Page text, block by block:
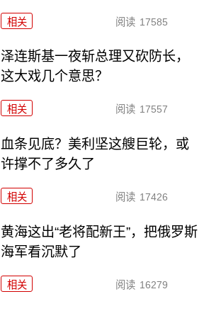
相关 阅读 17585
泽连斯基一夜斩总理又砍防长，
这大戏几个意思？
相关 阅读 17557
血条见底？美利坚这艘巨轮，或
许撑不了多久了
相关 阅读 17426
黄海这出“老将配新王”，把俄罗斯
海军看沉默了
相关 阅读 16279